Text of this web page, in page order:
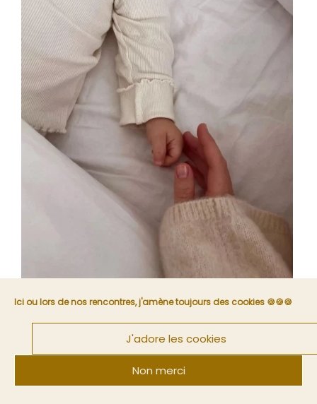
Ici ou lors de nos rencontres, j'amène toujours des cookies 🍪🍪🍪
J'adore les cookies
Non merci